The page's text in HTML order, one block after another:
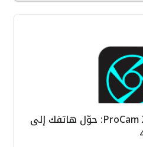
مراجعة تطبيق ProCam X – Lite: حوّل هاتفك إلى